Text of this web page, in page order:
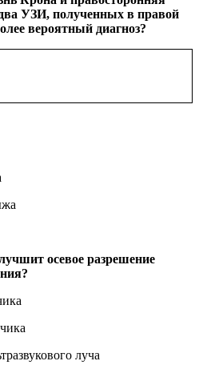
УЗИ, полученных в правой
вероятный диагноз?
осевое разрешение
луча